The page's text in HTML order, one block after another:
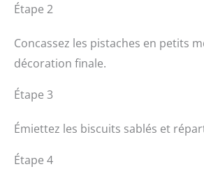
Étape 2
Concassez les pistaches en petits
décoration finale.
Étape 3
Émiettez les biscuits sablés et
Étape 4